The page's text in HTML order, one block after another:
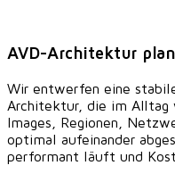
AVD-Architektur
Wir entwerfen eine
Architektur, die im Alltag
Images, Regionen,
optimal aufeinander
performant läuft und